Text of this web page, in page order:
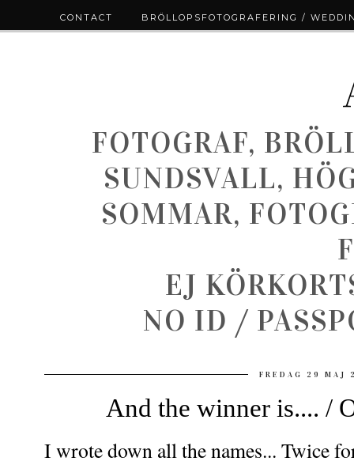
FOTOGRAF,
SUNDSVALL,
SOMMAR,
EJ
NO ID /
FREDAG 29 MAJ
And the winner is.... /
I wrote down all the names... Twice
CONTACT BRÖLLOPSFOTOGRAFERING /